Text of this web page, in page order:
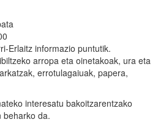
Erlaitz informazio puntutik.
arropa eta oinetakoak, ura eta
errotulagaiuak, papera,
interesatu bakoitzarentzako
beharko da.